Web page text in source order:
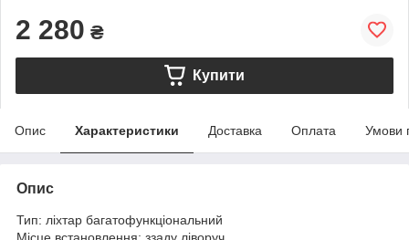
2 280 ₴
Купити
Опис Характеристики Доставка Оплата Умови
Опис
Тип: ліхтар багатофункціональний
Місце встановлення: ззаду ліворуч